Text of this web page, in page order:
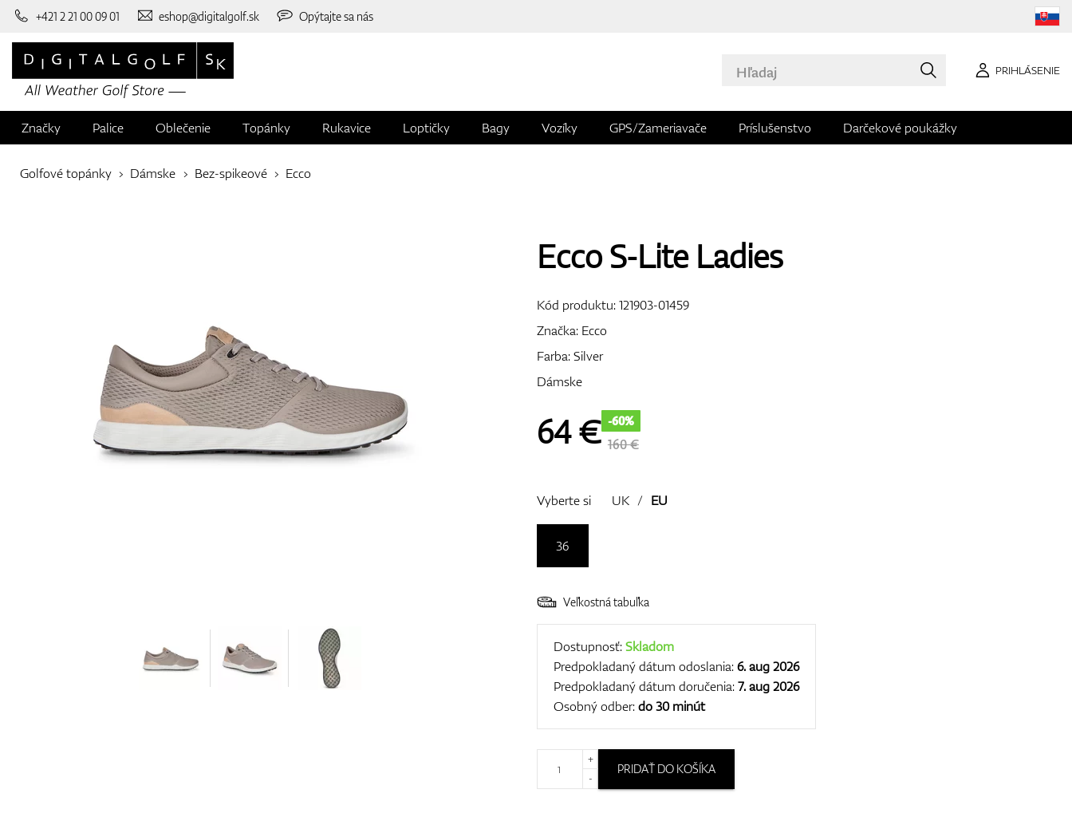
+421 2 21 00 09 01 eshop@digitalgolf.sk Opýtajte sa nás
PRIHLÁSENIE
Značky Palice Oblečenie Topánky Rukavice Loptičky Bagy Vozíky GPS/Zameriavače Príslušenstvo Darčekové poukážky
Golfové topánky Dámske Bez-spikeové Ecco
Ecco S-Lite Ladies
Kód produktu:121903-01459
Značka: Ecco
Farba: Silver
Dámske
64€ -60%
160 €
Vyberte si UK / EU
36
Veľkostná tabuľka
Dostupnosť:Skladom
Predpokladaný dátum odoslania:6. aug 2026
Predpokladaný dátum doručenia:7. aug 2026
Osobný odber:do 30 minút
+
-
PRIDAŤ DO KOŠÍKA